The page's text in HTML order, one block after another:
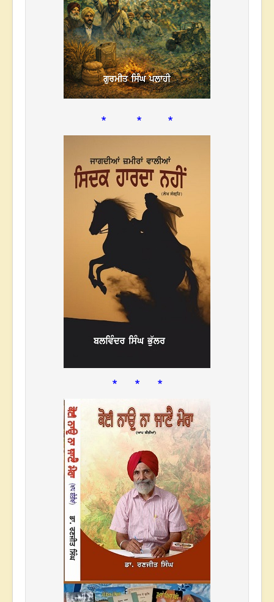
* * *
* * *